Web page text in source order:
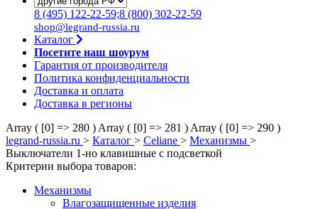
8 (495) 122-22-59;8 (800) 302-22-59
shop@legrand-russia.ru
Каталог
Посетите наш шоурум
Гарантия от производителя
Политика конфиденциальности
Доставка и оплата
Доставка в регионы
Array ( [0] => 280 ) Array ( [0] => 281 ) Array ( [0] => 290 )
legrand-russia.ru > Каталог > Celiane > Механизмы >
Выключатели 1-но клавишные с подсветкой
Критерии выбора товаров:
Механизмы
Влагозащищенные изделия